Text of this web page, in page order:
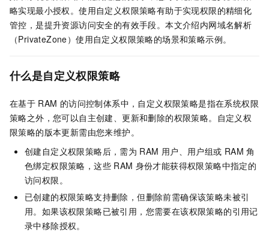
略实现最小授权。使用自定义权限策略有助于实现权限的精细化
管控，是提升资源访问安全的有效手段。本文介绍内网域名解析
（PrivateZone）使用自定义权限策略的场景和策略示例。
什么是自定义权限策略
在基于 RAM 的访问控制体系中，自定义权限策略是指在系统权限
策略之外，您可以自主创建、更新和删除的权限策略。自定义权
限策略的版本更新需由您来维护。
创建自定义权限策略后，需为 RAM 用户、用户组或 RAM 角
色绑定权限策略，这些 RAM 身份才能获得权限策略中指定的
访问权限。
已创建的权限策略支持删除，但删除前需确保该策略未被引
用。如果该权限策略已被引用，您需要在该权限策略的引用记
录中移除授权。